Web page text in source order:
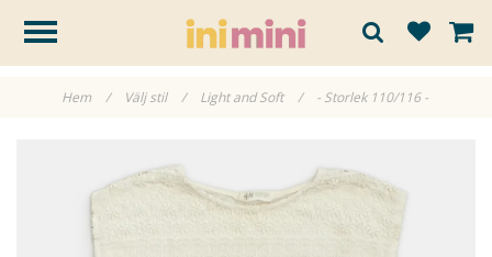
Hem / Välj stil / Light and Soft / - Storlek 110/116 -